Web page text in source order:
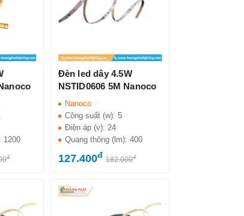
1200
đ
Đèn led dây 4.5W
NSTID0606 5M Nanoco
Nanoco
Công suất (w): 5
Điện áp (v): 24
Quang thông (lm): 400
127.400đ 182.000đ